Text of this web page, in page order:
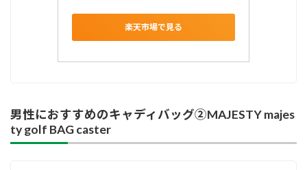
楽天市場で見る
男性におすすめのキャディバッグ②MAJESTY majes
ty golf BAG caster